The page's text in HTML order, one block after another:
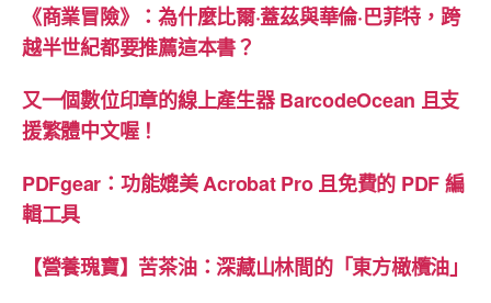
《商業冒險》：為什麼比爾·蓋茲與華倫·巴菲特，跨
越半世紀都要推薦這本書？
又一個數位印章的線上產生器 BarcodeOcean 且支
援繁體中文喔！
PDFgear：功能媲美 Acrobat Pro 且免費的 PDF 編
輯工具
【營養瑰寶】苦茶油：深藏山林間的「東方橄欖油」